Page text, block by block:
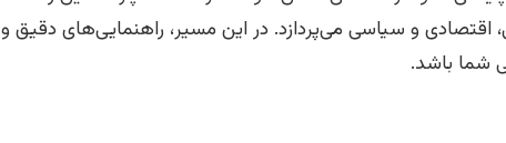
و سیاسی می‌پردازد. در این مسیر، راهنمایی‌های دقیق و
شما باشد.